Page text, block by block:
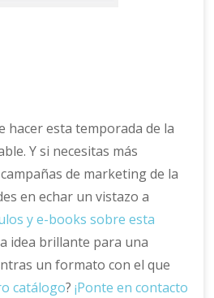
hacer esta temporada de la
Y si necesitas más
de marketing de la
en echar un vistazo a
y e-books sobre esta
idea brillante para una
un formato con el que
catálogo?¡Ponte en contacto